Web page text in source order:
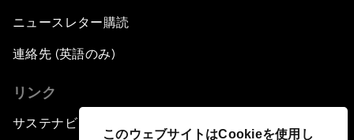
このウェブサイトはCookieを使用し
ニュースレター購読
連絡先 (英語のみ)
リンク
サステナビリティへの取り組み